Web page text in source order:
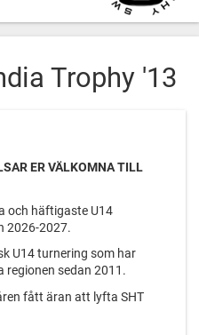
Trophy '13
ER VÄLKOMNA TILL
och häftigaste U14
2026-2027.
U14 turnering som har
regionen sedan 2011.
fått äran att lyfta SHT